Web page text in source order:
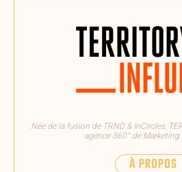
Née de la fusion de TRND & InCircles,
agence 360° de Marketing
À PROPOS